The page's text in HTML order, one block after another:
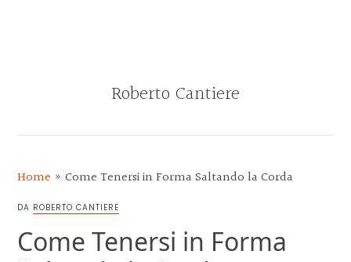
Roberto Cantiere
CANTIERE
Home »Come Tenersi in Forma Saltando la Corda
DA ROBERTO CANTIERE
Come Tenersi in Forma